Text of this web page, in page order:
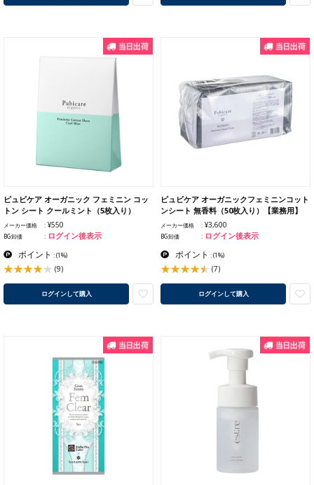
ピュビケア オーガニック フェミニン コッ
トン シート クールミント（5枚入り）
メーカー価格 ¥550
BG卸価 ログイン後表示
ポイント :(1%)
(9)
ログインして購入
ピュビケア オーガニックフェミニンコット
ンシート 無香料（50枚入り）【業務用】
メーカー価格 ¥3,600
BG卸価 ログイン後表示
ポイント :(1%)
(7)
ログインして購入